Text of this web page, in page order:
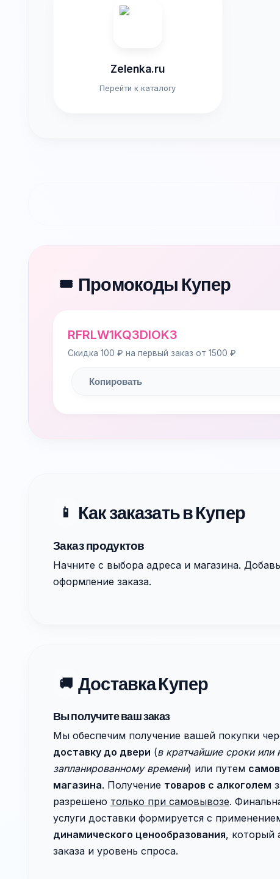
Zelenka.ru
Перейти к каталогу
🎟️ Промокоды Купер
RFRLW1KQ3DIOK3
Скидка 100 ₽ на первый заказ от 1500 ₽
Копировать
📱 Как заказать в Купер
Заказ продуктов
Начните с выбора адреса и магазина.
оформление заказа.
🚚 Доставка Купер
Вы получите ваш заказ
Мы обеспечим получение вашей покупки
доставку до двери (в кратчайшие сроки или
запланированному времени) или путем
магазина. Получение товаров с алкоголем
разрешено только при самовывозе.
услуги доставки формируется с
динамического ценообразования, который
заказа и уровень спроса.